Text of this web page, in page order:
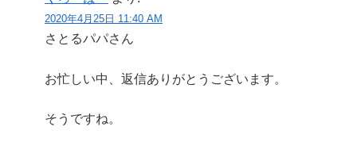
2020年4月25日 11:40 AM
さとるパパさん
お忙しい中、返信ありがとうございます。
そうですね。